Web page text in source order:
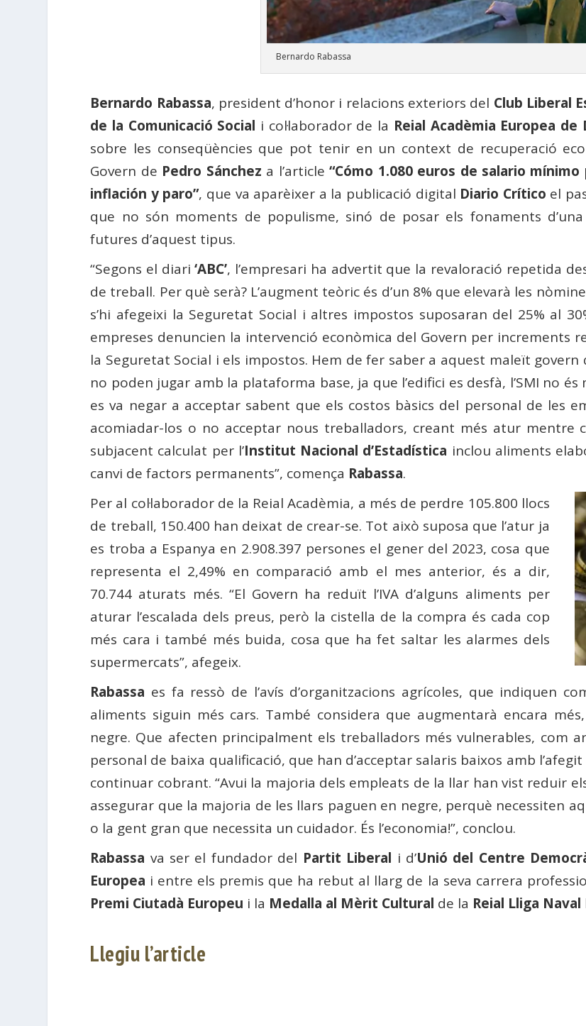
Bernardo Rabassa
Bernardo Rabassa, president d’honor i relacions exteriors del Club Liberal
de la Comunicació Social i col·laborador de la Reial Acadèmia Europea
sobre les conseqüències que pot tenir en un context de recuperació
Govern de Pedro Sánchez a l’article“Cómo 1.080 euros de salario
inflación y paro”, que va aparèixer a la publicació digital Diario Crítico el
que no són moments de populisme, sinó de posar els fonaments
futures d’aquest tipus.
“Segons el diari‘ABC’, l’empresari ha advertit que la revaloració repetida
de treball. Per què serà? L’augment teòric és d’un 8% que elevarà les
s’hi afegeixi la Seguretat Social i altres impostos suposaran del 25% al
empreses denuncien la intervenció econòmica del Govern per increments
la Seguretat Social i els impostos. Hem de fer saber a aquest maleït
no poden jugar amb la plataforma base, ja que l’edifici es desfà, l’SMI no
es va negar a acceptar sabent que els costos bàsics del personal de les
acomiadar-los o no acceptar nous treballadors, creant més atur mentre
subjacent calculat per l’Institut Nacional d’Estadística inclou aliments
canvi de factors permanents”, comença Rabassa.
Per al col·laborador de la Reial Acadèmia, a més de perdre 105.800 llocs
de treball, 150.400 han deixat de crear-se. Tot això suposa que l’atur ja
es troba a Espanya en 2.908.397 persones el gener del 2023, cosa que
representa el 2,49% en comparació amb el mes anterior, és a dir,
70.744 aturats més. “El Govern ha reduït l’IVA d’alguns aliments per
aturar l’escalada dels preus, però la cistella de la compra és cada cop
més cara i també més buida, cosa que ha fet saltar les alarmes dels
supermercats”, afegeix.
Rabassa es fa ressò de l’avís d’organitzacions agrícoles, que indiquen
aliments siguin més cars. També considera que augmentarà encara
negre. Que afecten principalment els treballadors més vulnerables, com
personal de baixa qualificació, que han d’acceptar salaris baixos amb
continuar cobrant. “Avui la majoria dels empleats de la llar han vist reduir
assegurar que la majoria de les llars paguen en negre, perquè necessiten
o la gent gran que necessita un cuidador. És l’economia!”, conclou.
Rabassa va ser el fundador del Partit Liberal i d’Unió del Centre
Europea i entre els premis que ha rebut al llarg de la seva carrera
Premi Ciutadà Europeu i la Medalla al Mèrit Cultural de la Reial Lliga Naval
Llegiu l’article